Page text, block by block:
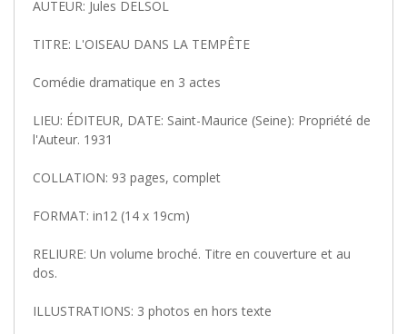
AUTEUR: Jules DELSOL
TITRE: L'OISEAU DANS LA TEMPÊTE
Comédie dramatique en 3 actes
LIEU: ÉDITEUR, DATE: Saint-Maurice (Seine): Propriété de
l'Auteur. 1931
COLLATION: 93 pages, complet
FORMAT: in12 (14 x 19cm)
RELIURE: Un volume broché. Titre en couverture et au
dos.
ILLUSTRATIONS: 3 photos en hors texte